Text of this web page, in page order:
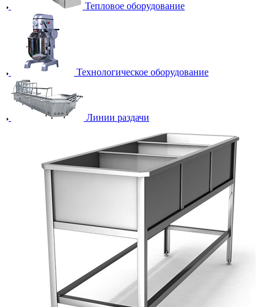
Тепловое оборудование
Технологическое оборудование
Линии раздачи